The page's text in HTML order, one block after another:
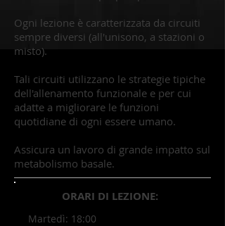
Ogni lezione è caratterizzata da circuiti
sempre diversi (all'unisono, a stazioni o
misto).
Tali circuiti utilizzano le strategie tipiche
dell'allenamento funzionale e per cui
adatte a migliorare le funzioni
quotidiane di ogni essere umano.
Assicura un lavoro di grande impatto sul
metabolismo basale.
ORARI DI LEZIONE:
Martedì: 18:00